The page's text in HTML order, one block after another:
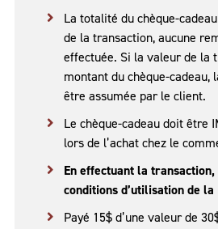
La totalité du chèque-
de la transaction, aucune
effectuée. Si la valeur de la
montant du chèque-cadeau,
être assumée par le client.
Le chèque-cadeau doit être
lors de l’achat chez le
En effectuant la transaction,
conditions d’utilisation de
Payé 15$ d’une valeur de